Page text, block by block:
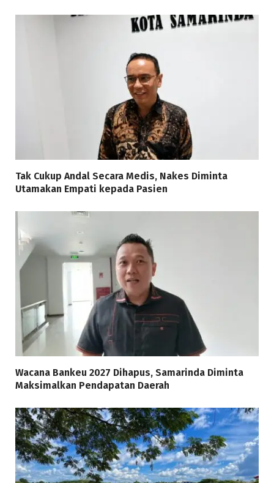
Tak Cukup Andal Secara Medis, Nakes Diminta
Utamakan Empati kepada Pasien
Wacana Bankeu 2027 Dihapus, Samarinda Diminta
Maksimalkan Pendapatan Daerah